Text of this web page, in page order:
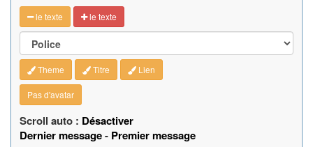
le texte le texte
Theme Titre Lien
Pas d'avatar
Scroll auto : Désactiver
Dernier message- Premier message